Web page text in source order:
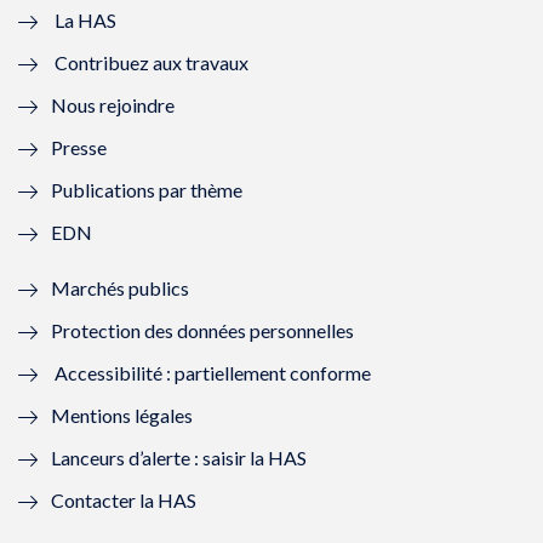
l
l
f
n
ê
t
r
e
)
e
e
n
ê
r
ê
t
e
ê
La HAS
Contribuez aux travaux
Nous rejoindre
Presse
Publications par thème
EDN
Marchés publics
Protection des données personnelles
Accessibilité : partiellement conforme
Mentions légales
Lanceurs d’alerte : saisir la HAS
Contacter la HAS